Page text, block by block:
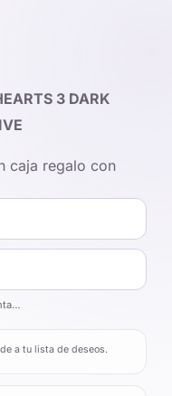
3 DARK
caja regalo con
a tu lista de deseos.